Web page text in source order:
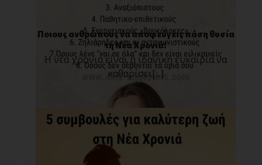
Ποιους ανθρώπους να αποφεύγεις πάση θυσία
τη Νέα Χρονιά!
Η νέα χρονιά είναι η ιδανική ευκαιρία να
καθαρίσει[...]